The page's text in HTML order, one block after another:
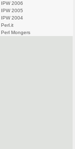
IPW 2006
IPW 2005
IPW 2004
Perl.it
Perl Mongers